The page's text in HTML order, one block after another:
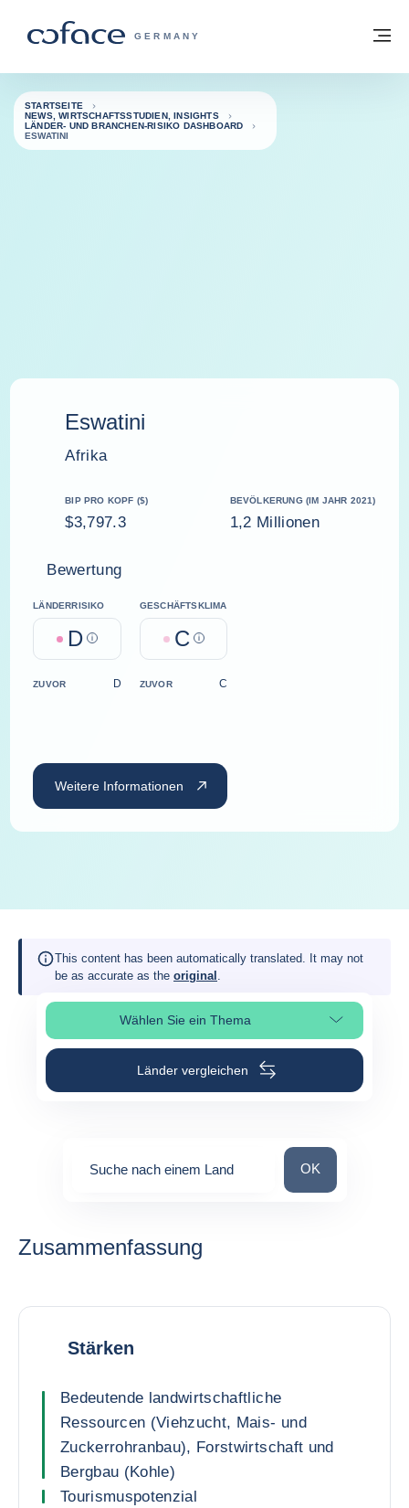
COFACE FOR TRADE - WEBSEITE DER
GERMANY
Zurück zur Startseite
STARTSEITE
NEWS, WIRTSCHAFTSSTUDIEN, INSIGHTS
LÄNDER- UND BRANCHEN-RISIKO DASHBOARD
ESWATINI
Eswatini
Afrika
BIP PRO KOPF ($)
$3,797.3
BEVÖLKERUNG (IM JAHR 2021)
1,2 Millionen
Bewertung
LÄNDERRISIKO
D Help
GESCHÄFTSKLIMA
C Help
ZUVOR D ZUVOR C
Weitere Informationen
This content has been automatically translated. It may not
be as accurate as the original .
Wählen Sie ein ThemaSeitenabschnitt auswählen
Länder vergleichen
Suche nach einem Land Suche nach
OK
Zusammenfassung
Stärken
Bedeutende landwirtschaftliche
Ressourcen (Viehzucht, Mais- und
Zuckerrohranbau), Forstwirtschaft und
Bergbau (Kohle)
Tourismuspotenzial